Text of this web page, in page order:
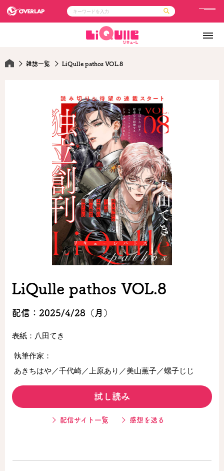
LiQulle
ラブパルフェ
ライトノベル
ロサージュノベルス
アクセス
オーバーラップホールディングス
お問い合わせはこちら
オーバーラップ文庫
オーバーラップノベルス
オーバーラップノベルスf
ロサージュノベルス
コミックガルド
リキューレ
メ
雑誌一覧 LiQulle pathos VOL.8
LiQulle pathos VOL.8
配信：2025/4/28（月）
表紙：八田てき
執筆作家：
あきちはや／千代崎／上原あり／美山薫子／螺子じじ
試し読み
配信サイト一覧 感想を送る